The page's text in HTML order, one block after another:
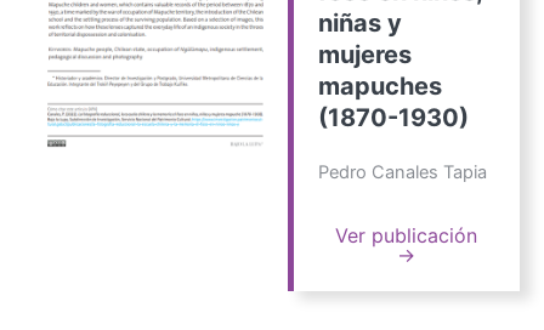
niñas y
mujeres
mapuches
(1870-1930)
Pedro Canales Tapia
Ver publicación
→